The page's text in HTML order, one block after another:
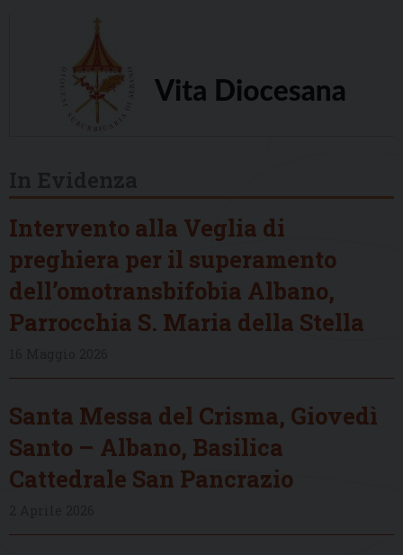
Intervento alla Veglia di
preghiera per il superamento
dell’omotransbifobia Albano,
Parrocchia S. Maria della Stella
Santa Messa del Crisma, Giovedì
Santo – Albano, Basilica
Cattedrale San Pancrazio